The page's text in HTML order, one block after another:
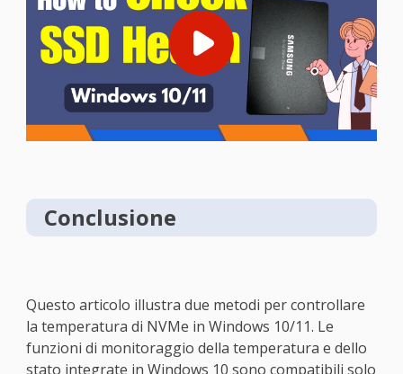
Conclusione
Questo articolo illustra due metodi per controllare
la temperatura di NVMe in Windows 10/11. Le
funzioni di monitoraggio della temperatura e dello
stato integrate in Windows 10 sono compatibili solo